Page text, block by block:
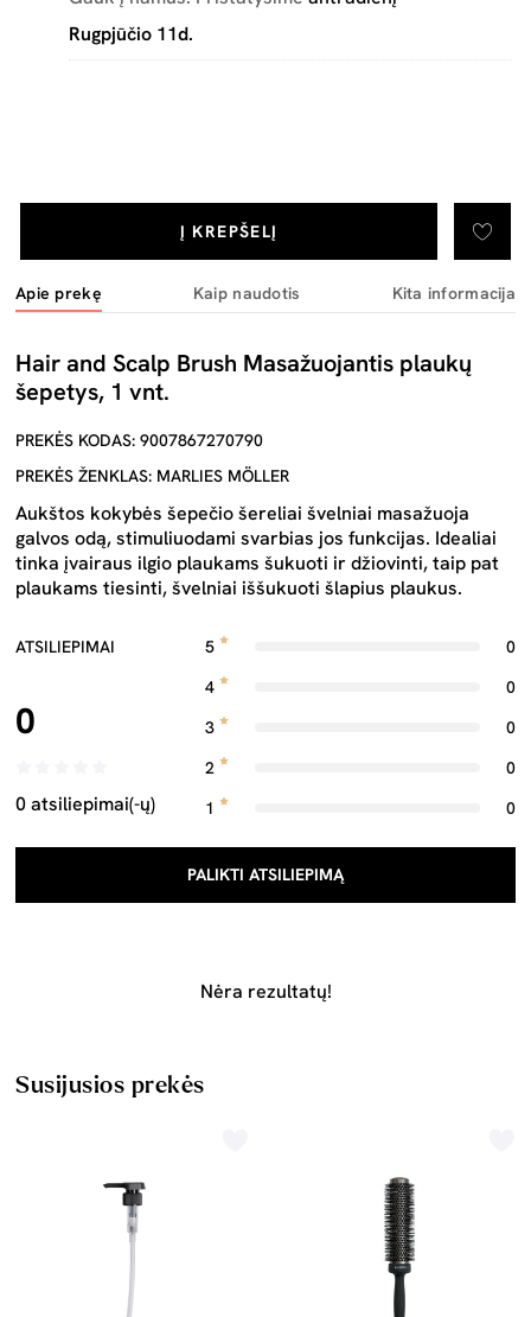
Į KREPŠELĮ
Rugpjūčio 11d.
Apie prekę Kaip naudotis Kita informacija
Hair and Scalp Brush Masažuojantis plaukų
šepetys, 1 vnt.
PREKĖS KODAS: 9007867270790
PREKĖS ŽENKLAS: MARLIES MÖLLER
Aukštos kokybės šepečio šereliai švelniai masažuoja
galvos odą, stimuliuodami svarbias jos funkcijas. Idealiai
tinka įvairaus ilgio plaukams šukuoti ir džiovinti, taip pat
plaukams tiesinti, švelniai iššukuoti šlapius plaukus.
ATSILIEPIMAI
0
0 atsiliepimai(-ų)
5
0
4
0
3
0
2
0
1
0
PALIKTI ATSILIEPIMĄ
Nėra rezultatų!
Susijusios prekės